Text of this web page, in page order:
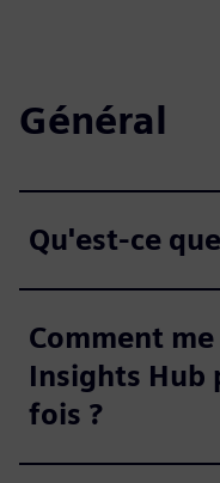
Général
Qu'est-ce
Comment
Insights Hub
fois ?